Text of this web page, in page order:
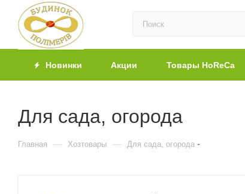
Новинки Акции Товары HoReCa
Для сада, огорода
Главная — Хозтовары — Для сада, огорода